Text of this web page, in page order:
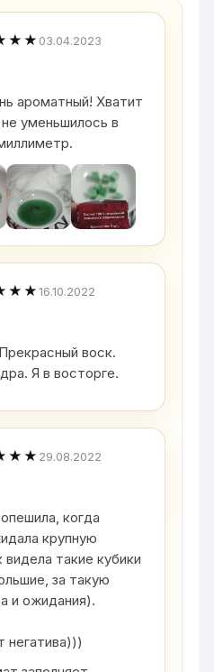
03.04.2023
ароматный! Хватит
уменьшилось в
16.10.2022
воск.
Я в восторге.
29.08.2022
когда
крупную
такие кубики
за такую
и ожидания).
негатива)))